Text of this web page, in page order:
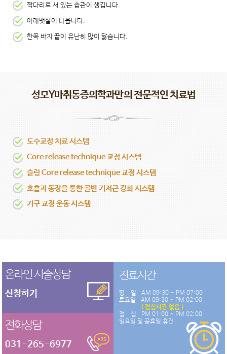
짝다리로 서 있는 습관이 생깁니다.
아래뱃살이 나옵니다.
한쪽 바지 끝이 유난히 많이 닳습니다.
성모Y마취통증의학과만의 전문적인 치료법
도수교정 치료 시스템
Core release technique 교정 시스템
슬링 Core release technique 교정 시스템
호흡과 동장을 통한 골반 기저근 강화 시스템
기구 교정 운동 시스템
온라인 시술상담
신청하기
전화상담
031-265-6977
진료시간
평 일
AM 09:30 ~ PM 07:00
토요일
AM 09:30 ~ PM 02:00
( 점심시간 없음 )
점 심
PM 01:00 ~ PM 02:00
일요일 및 공휴일 휴진